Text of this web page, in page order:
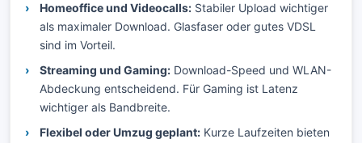
Homeoffice und Videocalls: Stabiler Upload wichtiger
als maximaler Download. Glasfaser oder gutes VDSL
sind im Vorteil.
Streaming und Gaming: Download-Speed und WLAN-
Abdeckung entscheidend. Für Gaming ist Latenz
wichtiger als Bandbreite.
Flexibel oder Umzug geplant: Kurze Laufzeiten bieten